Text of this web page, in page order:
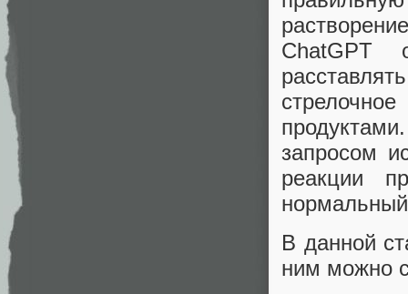
ChatGPT
запросом
реакции
В данной
ним можно